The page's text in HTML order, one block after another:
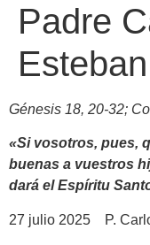
Padre
Esteban
Génesis 18, 20-32;
«Si vosotros, pues,
buenas a vuestros
dará el Espíritu
27 julio 2025 P.